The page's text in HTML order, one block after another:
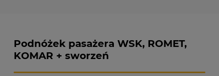
Podnóżek pasażera WSK, ROMET,
KOMAR + sworzeń